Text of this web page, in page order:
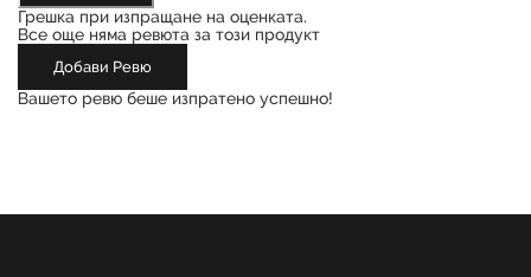
Грешка при изпращане на оценката.
Все още няма ревюта за този продукт
Добави Ревю
Вашето ревю беше изпратено успешно!